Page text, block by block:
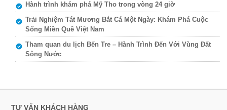
Hành trình khám phá Mỹ Tho trong vòng 24 giờ
Trải Nghiệm Tát Mương Bắt Cá Một Ngày: Khám Phá Cuộc
Sống Miền Quê Việt Nam
Tham quan du lịch Bến Tre – Hành Trình Đến Với Vùng Đất
Sông Nước
TƯ VẤN KHÁCH HÀNG